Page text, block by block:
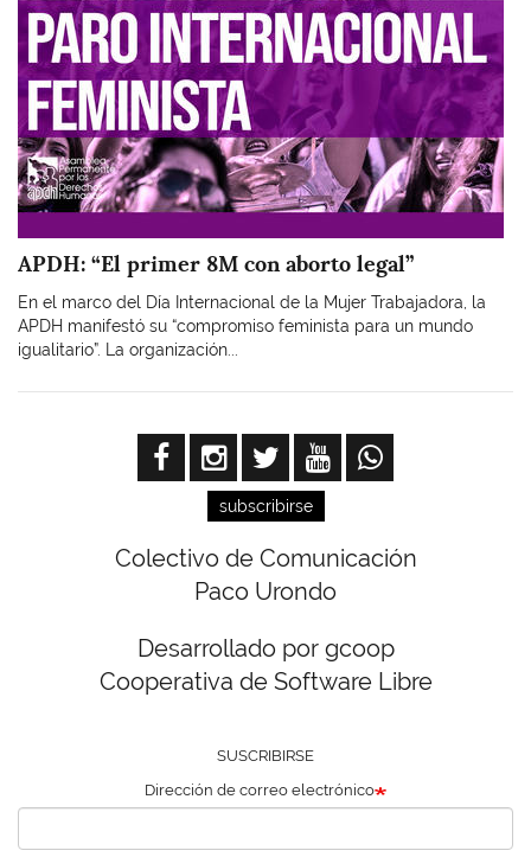
APDH: “El primer 8M con aborto legal”
En el marco del Día Internacional de la Mujer Trabajadora, la
APDH manifestó su “compromiso feminista para un mundo
igualitario”. La organización...
subscribirse
Colectivo de Comunicación
Paco Urondo
Desarrollado por gcoop
Cooperativa de Software Libre
SUSCRIBIRSE
Dirección de correo electrónico